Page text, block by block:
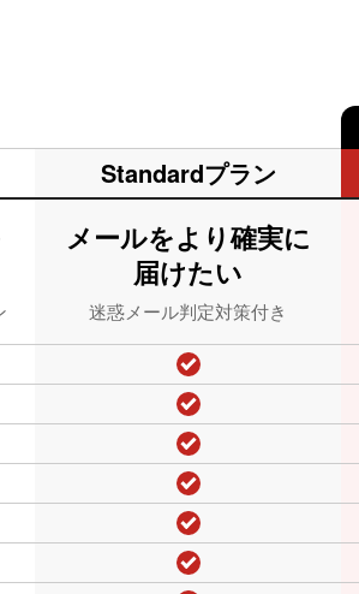
Standardプラン
メールをより確実に
届けたい
迷惑メール判定対策付き